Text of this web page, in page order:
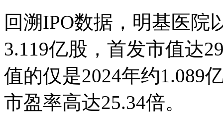
回溯IPO数据，明基医院
3.119亿股，首发市值达
值的仅是2024年约1.089
市盈率高达25.34倍。